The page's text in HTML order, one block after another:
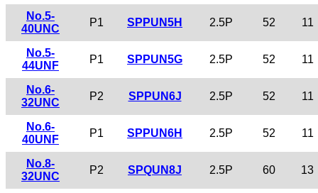
No.5-
40UNC
P1 SPPUN5H 2.5P 52 11
No.5-
44UNF
P1 SPPUN5G 2.5P 52 11
No.6-
32UNC
P2 SPPUN6J 2.5P 52 11
No.6-
40UNF
P1 SPPUN6H 2.5P 52 11
No.8-
32UNC
P2 SPQUN8J 2.5P 60 13